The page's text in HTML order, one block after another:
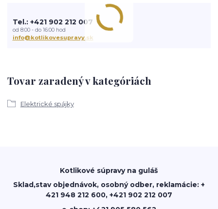
Tovar zaradený v kategóriách
Elektrické spájky
Tel.: +421 902 212 007
od 8:00 - do 16:00 hod
info@kotlikovesupravy.sk
Kotlikové súpravy na guláš
Sklad,stav objednávok, osobný odber, reklamácie: +
421 948 212 600, +421 902 212 007